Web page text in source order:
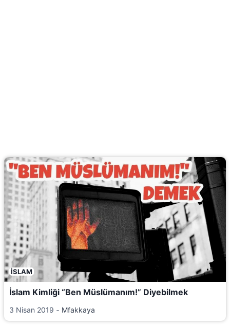
İSLAM
İslam Kimliği “Ben Müslümanım!” Diyebilmek
3 Nisan 2019 ‐ Mfakkaya